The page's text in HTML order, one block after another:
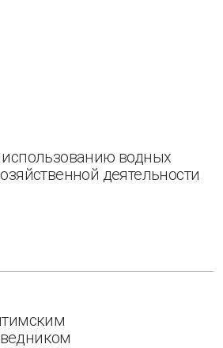
водных
деятельности